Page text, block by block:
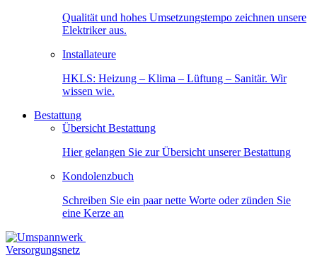
Qualität und hohes Umsetzungstempo zeichnen unsere
Elektriker aus.
Installateure
HKLS: Heizung – Klima – Lüftung – Sanitär. Wir
wissen wie.
Bestattung
Übersicht Bestattung
Hier gelangen Sie zur Übersicht unserer Bestattung
Kondolenzbuch
Schreiben Sie ein paar nette Worte oder zünden Sie
eine Kerze an
Versorgungsnetz